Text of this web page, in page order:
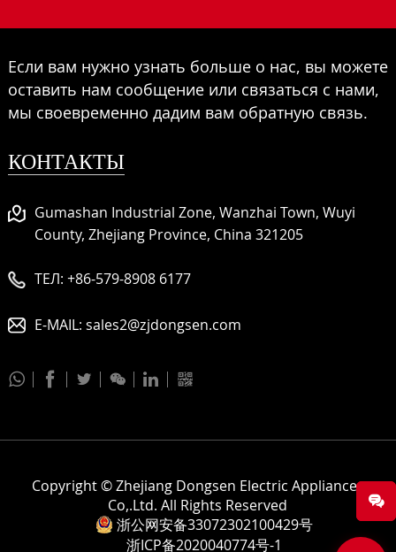
Если вам нужно узнать больше о нас, вы можете
оставить нам сообщение или связаться с нами,
мы своевременно дадим вам обратную связь.
КОНТАКТЫ
Gumashan Industrial Zone, Wanzhai Town, Wuyi
County, Zhejiang Province, China 321205
ТЕЛ: +86-579-8908 6177
E-MAIL: sales2@zjdongsen.com
     
Copyright © Zhejiang Dongsen Electric Appliances
Co,.Ltd. All Rights Reserved
浙公网安备33072302100429号
浙ICP备2020040774号-1